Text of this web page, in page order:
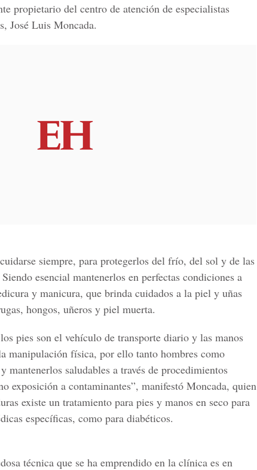
propietario del centro de atención de especialistas
José Luis Moncada.
siempre, para protegerlos del frío, del sol y de las
esencial mantenerlos en perfectas condiciones a
y manicura, que brinda cuidados a la piel y uñas
hongos, uñeros y piel muerta.
pies son el vehículo de transporte diario y las manos
manipulación física, por ello tanto hombres como
mantenerlos saludables a través de procedimientos
exposición a contaminantes”, manifestó Moncada, quien
existe un tratamiento para pies y manos en seco para
específicas, como para diabéticos.
técnica que se ha emprendido en la clínica es en